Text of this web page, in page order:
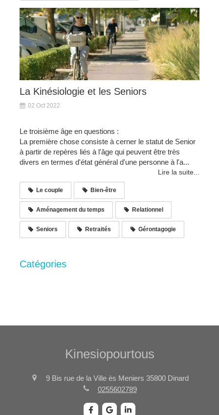
La Kinésiologie et les Seniors
02 Oct 2022
Le troisième âge en questions :
La première chose consiste à cerner le statut de Senior
à partir de repères liés à l'âge qui peuvent être très
divers en termes d'état général d'une personne à l'a...
Lire la suite...
Le couple Bien-être
Aménagement du temps Relationnel
Seniors Retraités Gérontagogie
Catégories
Kinesiopourtous
9 Bis rue de la Ville ès Meniers 35800 Dinard
0255602789